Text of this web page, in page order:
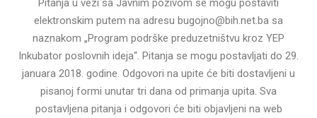
Pitanja u vezi sa Javnim pozivom se mogu postaviti
elektronskim putem na adresu bugojno@bih.net.ba sa
naznakom „Program podrške preduzetništvu kroz YEP
Inkubator poslovnih ideja“. Pitanja se mogu postavljati do 29.
januara 2018. godine. Odgovori na upite će biti dostavljeni u
pisanoj formi unutar tri dana od primanja upita. Sva
postavljena pitanja i odgovori će biti objavljeni na web